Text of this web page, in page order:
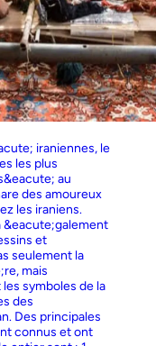
iraniennes, le
les plus
au
des amoureux
les iraniens.
&eacute;galement
et
seulement la
mais
symboles de la
des
Des principales
connus et ont